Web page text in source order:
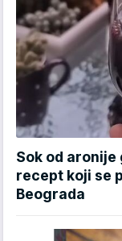
Sok od aronije
recept koji se
Beograda